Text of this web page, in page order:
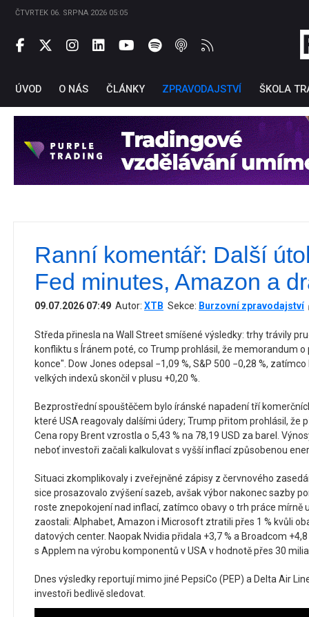
ČTVRTEK 06. SRPNA 2026 05:05
ÚVOD O NÁS ČLÁNKY ZPRAVODAJSTVÍ ŠKOLA
Ranní komentář: Další
Fed minutes, Amazon a
09.07.2026 07:49 Autor: XTB Sekce: Burzovní zpravodajství
Středa přinesla na Wall Street smíšené výsledky: trhy trávily
konfliktu s Íránem poté, co Trump prohlásil, že memorandum
konce". Dow Jones odepsal −1,09 %, S&P 500 −0,28 %,
velkých indexů skončil v plusu +0,20 %.
Bezprostřední spouštěčem bylo íránské napadení tří
které USA reagovaly dalšími údery; Trump přitom prohlásil, že
Cena ropy Brent vzrostla o 5,43 % na 78,19 USD za barel.
neboť investoři začali kalkulovat s vyšší inflací způsobenou
Situaci zkomplikovaly i zveřejněné zápisy z červnového
sice prosazovalo zvýšení sazeb, avšak výbor nakonec sazby
roste znepokojení nad inflací, zatímco obavy o trh práce mírně
zaostali: Alphabet, Amazon i Microsoft ztratili přes 1 % kvůli
datových center. Naopak Nvidia přidala +3,7 % a Broadcom
s Applem na výrobu komponentů v USA v hodnotě přes 30
Dnes výsledky reportují mimo jiné PepsiCo (PEP) a Delta Air
investoři bedlivě sledovat.